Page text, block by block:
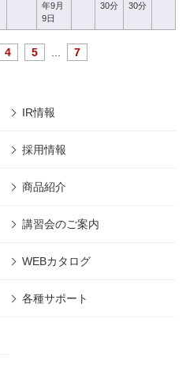
年9月
9日
30分
30分
4 5 7
IR情報
採用情報
商品紹介
講習会のご案内
WEBカタログ
各種サポート